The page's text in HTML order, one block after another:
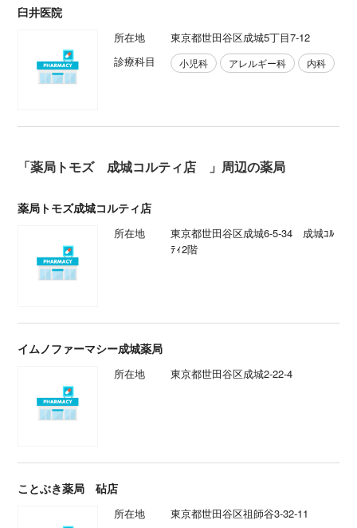
臼井医院
所在地
東京都世田谷区成城5丁目7-12
診療科目
小児科 アレルギー科 内科
「薬局トモズ 成城コルティ店 」周辺の薬局
薬局トモズ成城コルティ店
所在地
東京都世田谷区成城6-5-34 成城ｺﾙ
ﾃｨ2階
イムノファーマシー成城薬局
所在地 東京都世田谷区成城2-22-4
ことぶき薬局 砧店
所在地 東京都世田谷区祖師谷3-32-11